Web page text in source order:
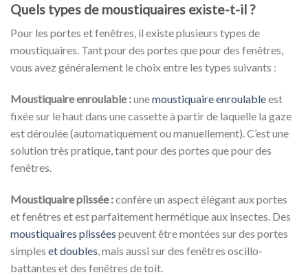
Quels types de moustiquaires existe-t-il ?
Pour les portes et fenêtres, il existe plusieurs types de
moustiquaires. Tant pour des portes que pour des fenêtres,
vous avez généralement le choix entre les types suivants :
Moustiquaire enroulable :unemoustiquaire enroulableest
fixée sur le haut dans une cassette à partir de laquelle la gaze
est déroulée (automatiquement ou manuellement). C’est une
solution très pratique, tant pour des portes que pour des
fenêtres.
Moustiquaire plissée :confère un aspect élégant aux portes
et fenêtres et est parfaitement hermétique aux insectes. Des
moustiquaires plissées peuvent être montées sur des portes
simples et doubles, mais aussi sur des fenêtres oscillo-
battantes et des fenêtres de toit.